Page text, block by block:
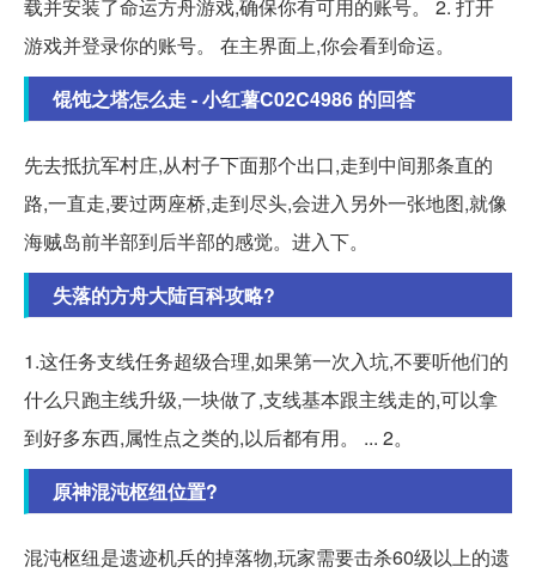
载并安装了命运方舟游戏,确保你有可用的账号。 2. 打开
游戏并登录你的账号。 在主界面上,你会看到命运。
馄饨之塔怎么走 - 小红薯C02C4986 的回答
先去抵抗军村庄,从村子下面那个出口,走到中间那条直的
路,一直走,要过两座桥,走到尽头,会进入另外一张地图,就像
海贼岛前半部到后半部的感觉。进入下。
失落的方舟大陆百科攻略?
1.这任务支线任务超级合理,如果第一次入坑,不要听他们的
什么只跑主线升级,一块做了,支线基本跟主线走的,可以拿
到好多东西,属性点之类的,以后都有用。 ... 2。
原神混沌枢纽位置?
混沌枢纽是遗迹机兵的掉落物,玩家需要击杀60级以上的遗